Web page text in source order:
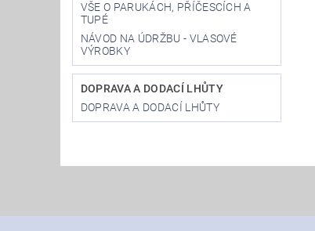
VŠE O PARUKÁCH, PŘÍČESCÍCH A
TUPÉ
NÁVOD NA ÚDRŽBU - VLASOVÉ
VÝROBKY
DOPRAVA A DODACÍ LHŮTY
DOPRAVA A DODACÍ LHŮTY